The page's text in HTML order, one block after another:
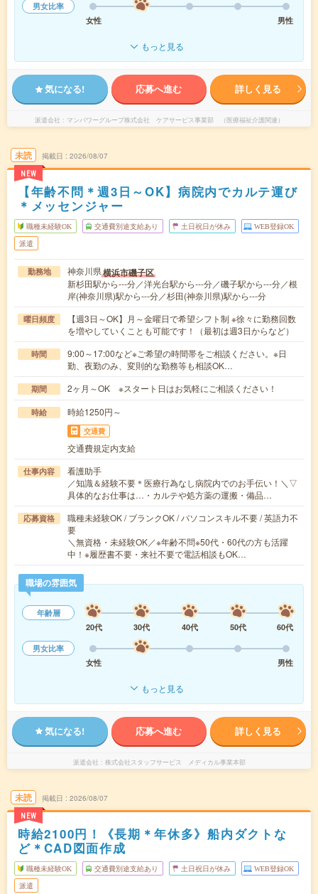
男女比率
女性
男性
もっと見る
気になる! 応募へ進む 詳しく見る
派遣会社 マンパワーグループ株式会社 ケアサービス事業部 （医療福祉介護関連）
未読
NEW
掲載日 2026/08/07
【年齢不問＊週3日～OK】病院内でカルテ運び
＊メッセンジャー
職種未経験OK 交通費別途支給あり 土日祝日が休み WEB登録OK
派遣
勤務地 神奈川県横浜市磯子区
新杉田駅から---分／洋光台駅から---分／磯子駅から---分／根
岸(神奈川県)駅から---分／杉田(神奈川県)駅から---分
曜日頻度
【週3日～OK】月～金曜日で希望シフト制 ※徐々に勤務回数
を増やしていくことも可能です！（最初は週3日からなど）
時間
9:00～17:00など※ご希望の時間帯をご相談ください。※日
勤、夜勤のみ、変則的な勤務等も相談OK…
期間 2ヶ月～OK ※スタート日はお気軽にご相談ください！
時給 時給1250円～
交通費
交通費規定内支給
仕事内容
看護助手
／知識＆経験不要＊医療行為なし病院内でのお手伝い！＼▽
具体的なお仕事は…・カルテや処方薬の運搬・備品…
応募資格
職種未経験OK / ブランクOK / パソコンスキル不要 / 英語力不
要
＼無資格・未経験OK／※年齢不問※50代・60代の方も活躍
中！※履歴書不要・来社不要で電話相談もOK…
職場の雰囲気
年齢層
20代
30代 40代 50代
60代
男女比率
女性
男性
もっと見る
気になる! 応募へ進む 詳しく見る
派遣会社 株式会社スタッフサービス メディカル事業本部
未読
NEW
掲載日 2026/08/07
時給2100円！《長期＊年休多》船内ダクトな
ど＊CAD図面作成
職種未経験OK 交通費別途支給あり 土日祝日が休み WEB登録OK
派遣